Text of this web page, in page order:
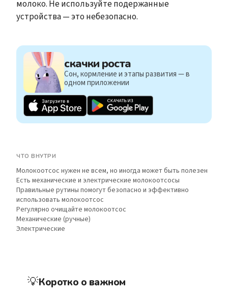
молоко. Не используйте подержанные
устройства — это небезопасно.
скачки роста
Сон, кормление и этапы развития — в
одном приложении
ЧТО ВНУТРИ
Молокоотсос нужен не всем, но иногда может быть полезен
Есть механические и электрические молокоотсосы
Правильные рутины помогут безопасно и эффективно
использовать молокоотсос
Регулярно очищайте молокоотсос
Механические (ручные)
Электрические
💡Коротко о важном